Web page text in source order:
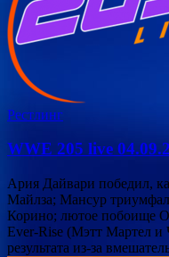
Рестлинг
WWE 205 live
Ария Дайвари победил,
Майлза; Мансур
Корино; лютое побоище
Ever-Rise (Мэтт Мартел и
результата из-за